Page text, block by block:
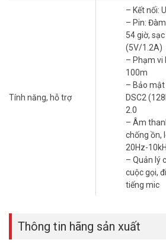
Portable mang đến cảm giác thoải mái
dài. Thiết bị hỗ trợ nhiều kiểu đeo như
neckband, phù hợp với mọi nhu cầu.
Công nghệ DECT – Phạm vi
Yealink WH63 Portable sử dụng công
mở rộng phạm vi kết nối lên đến 100m.
gọi ổn định mà không bị nhiễu sóng từ
Thời lượng pin ấn tượng
Tai nghe có thể hoạt động liên tục 8 giờ
chỉ mất 3 giờ để sạc đầy, đáp ứng nhu cầu
Chất lượng âm thanh vượt
Yealink WH63 Portable trang bị micro
trong môi trường ồn ào.
Tính năng, hỗ trợ
– Kết nối:
– Pin:
54 giờ,
(5V/1.2A)
– Phạm vi
100m
– Bảo mật
DSC2
2.0
– Âm
chống ồn,
20Hz-
– Quản lý
cuộc gọi,
tiếng mic
Thông tin hãng sản xuất